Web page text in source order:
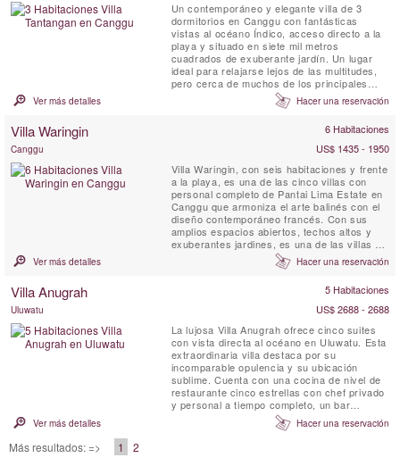
Un contemporáneo y elegante villa de 3
dormitorios en Canggu con fantásticas
vistas al océano Índico, acceso directo a la
playa y situado en siete mil metros
cuadrados de exuberante jardín. Un lugar
ideal para relajarse lejos de las multitudes,
pero cerca de muchos de los principales
atractivos de Bali, incluyendo el Nirwana
Golf, que está justo al lado.
Ver más detalles Hacer una reservación
Villa Waringin 6 Habitaciones
Canggu
US$ 1435 - 1950
Villa Waringin, con seis habitaciones y frente
a la playa, es una de las cinco villas con
personal completo de Pantai Lima Estate en
Canggu que armoniza el arte balinés con el
diseño contemporáneo francés. Con sus
amplios espacios abiertos, techos altos y
exuberantes jardines, es una de las villas de
lujo más solicitadas en Bali. Villa Waringin
cuenta con dos pabellones dentro de un
huéspedes mucho espacio y el ambiente
Ver más detalles Hacer una reservación
Villa Anugrah 5 Habitaciones
Uluwatu
US$ 2688 - 2688
La lujosa Villa Anugrah ofrece cinco suites
con vista directa al océano en Uluwatu. Esta
extraordinaria villa destaca por su
incomparable opulencia y su ubicación
sublime. Cuenta con una cocina de nivel de
restaurante cinco estrellas con chef privado
y personal a tiempo completo, un bar
hundido con impresionantes vistas al
océano, una sala de juegos dedicada para
Ver más detalles Hacer una reservación
Más resultados: => 1 2